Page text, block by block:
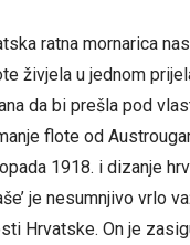
ratna mornarica
živjela u jednom
da bi prešla pod
flote od
1918. i dizanje
je nesumnjivo vrlo
Hrvatske. On je